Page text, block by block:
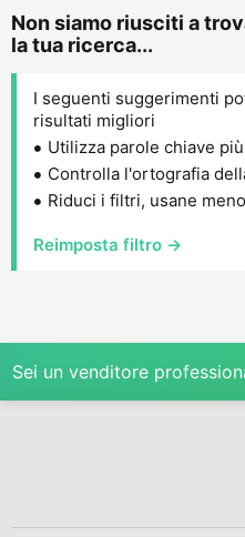
Non siamo riusciti a
la tua ricerca...
I seguenti suggerimenti
risultati migliori
Utilizza parole chiave
Controlla l'ortografia
Riduci i filtri, usane meno
Reimposta filtro →
Sei un venditore